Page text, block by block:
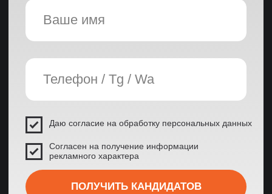
Проверка службой безопасности
Качество
Основные гарантии